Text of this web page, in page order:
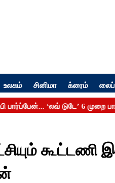
உலகம் சினிமா க்ரைம்
கூட்டணி